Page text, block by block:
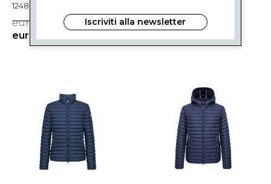
1248-8VX68 BLU
eur 199.00
eur 139.00
eur 269.00 -31%
Iscriviti alla newsletter